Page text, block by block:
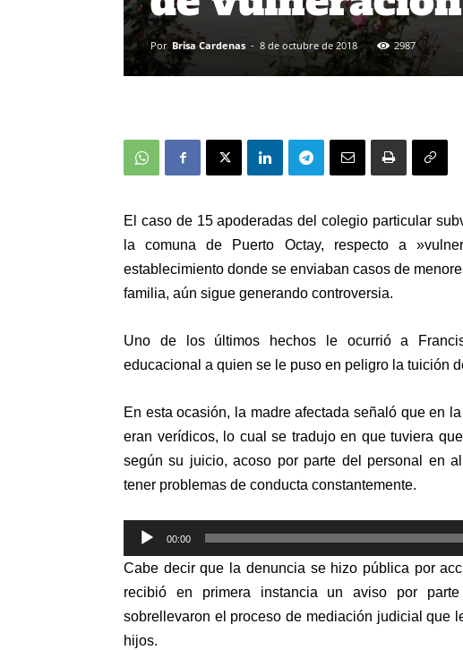
Por Brisa Cardenas - 8 de octubre de 2018 2987
El caso de 15 apoderadas del colegio particular
la comuna de Puerto Octay, respecto a
establecimiento donde se enviaban casos de
familia, aún sigue generando controversia.
Uno de los últimos hechos le ocurrió a
educacional a quien se le puso en peligro la tuición
En esta ocasión, la madre afectada señaló que en
eran verídicos, lo cual se tradujo en que tuviera
según su juicio, acoso por parte del personal en
tener problemas de conducta constantemente.
Reproductor
de
audio
00:00
Cabe decir que la denuncia se hizo pública por
recibió en primera instancia un aviso por
sobrellevaron el proceso de mediación judicial que
hijos.